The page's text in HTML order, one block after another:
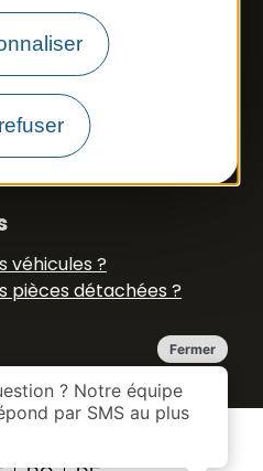
WhatsApp
50 77 83
véhicules ?
pièces détachées ?